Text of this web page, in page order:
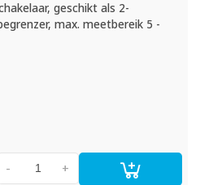
geschikt als 2-
max. meetbereik 5 -
+
-